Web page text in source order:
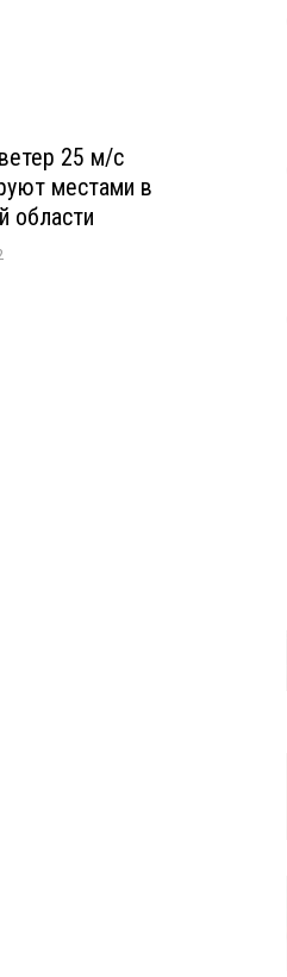
25 м/с
местами в
области